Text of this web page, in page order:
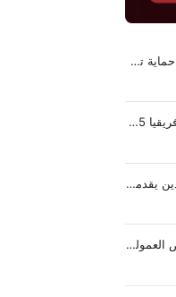
الجهة الرقابية العالمية للفوركس: حماية تداول الفوركس العادل
أفضل وسيط فوركس في جنوب أفريقيا 2025
أهم مميزات وسطاء الفوركس الذين يقدمون خدمة السحب الفوري
دليل أفضل وسيط فوركس منخفض العمولة للمتداولين الأذكياء